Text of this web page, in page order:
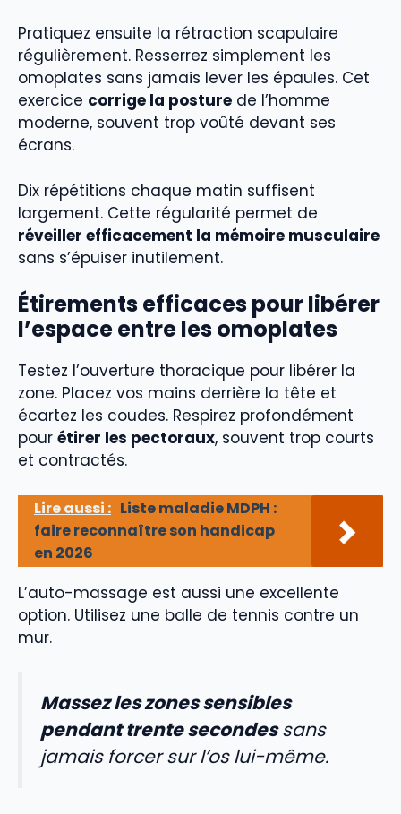
Pratiquez ensuite la rétraction scapulaire
régulièrement. Resserrez simplement les
omoplates sans jamais lever les épaules. Cet
exercice corrige la posture de l’homme
moderne, souvent trop voûté devant ses
écrans.
Dix répétitions chaque matin suffisent
largement. Cette régularité permet de
réveiller efficacement la mémoire musculaire
sans s’épuiser inutilement.
Étirements efficaces pour libérer
l’espace entre les omoplates
Testez l’ouverture thoracique pour libérer la
zone. Placez vos mains derrière la tête et
écartez les coudes. Respirez profondément
pour étirer les pectoraux, souvent trop courts
et contractés.
Lire aussi : Liste maladie MDPH :
faire reconnaître son handicap
en 2026
L’auto-massage est aussi une excellente
option. Utilisez une balle de tennis contre un
mur.
Massez les zones sensibles
pendant trente secondessans
jamais forcer sur l’os lui-même.